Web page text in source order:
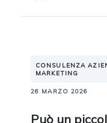
CONSULENZA
MARKETING
26 MARZO 2026
Può un